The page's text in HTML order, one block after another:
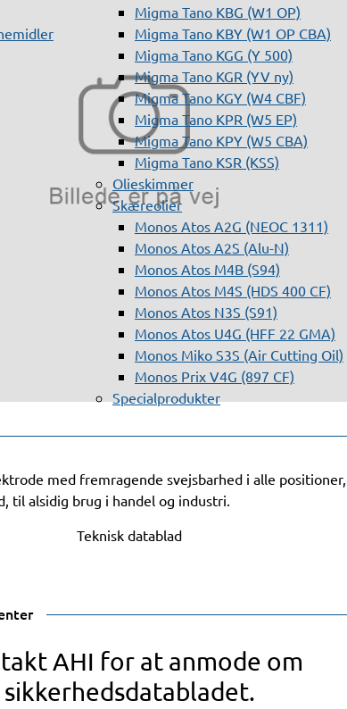
Migma Tano KBG (W1 OP)
Migma Tano KBY (W1 OP CBA)
Migma Tano KGG (Y 500)
Migma Tano KGR (YV ny)
Migma Tano KGY (W4 CBF)
Migma Tano KPR (W5 EP)
Migma Tano KPY (W5 CBA)
Migma Tano KSR (KSS)
Olieskimmer
Skæreolier
Monos Atos A2G (NEOC 1311)
Monos Atos A2S (Alu-N)
Monos Atos M4B (S94)
Monos Atos M4S (HDS 400 CF)
Monos Atos N3S (S91)
Monos Atos U4G (HFF 22 GMA)
Monos Miko S3S (Air Cutting Oil)
Monos Prix V4G (897 CF)
Specialprodukter
med fremragende svejsbarhed i alle positioner,
til alsidig brug i handel og industri.
Teknisk datablad
AHI for at anmode om
sikkerhedsdatabladet.